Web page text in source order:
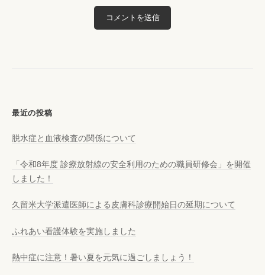
最近の投稿
脱水症と血液検査の関係について
「令和8年度 診療放射線の安全利用のための職員研修会」を開催
しました！
久留米大学派遣医師による皮膚科診療開始日の延期について
ふれあい看護体験を実施しました
熱中症に注意！暑い夏を元気に過ごしましょう！